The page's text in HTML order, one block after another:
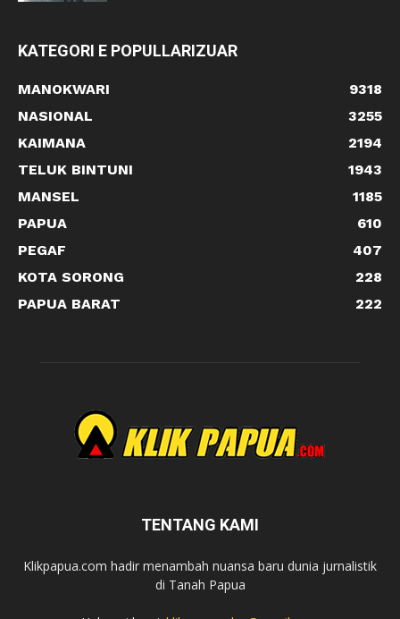
KATEGORI E POPULLARIZUAR
MANOKWARI
9318
NASIONAL
3255
KAIMANA
2194
TELUK BINTUNI
1943
MANSEL
1185
PAPUA
610
PEGAF
407
KOTA SORONG
228
PAPUA BARAT
222
TENTANG KAMI
Klikpapua.com hadir menambah nuansa baru dunia jurnalistik
di Tanah Papua